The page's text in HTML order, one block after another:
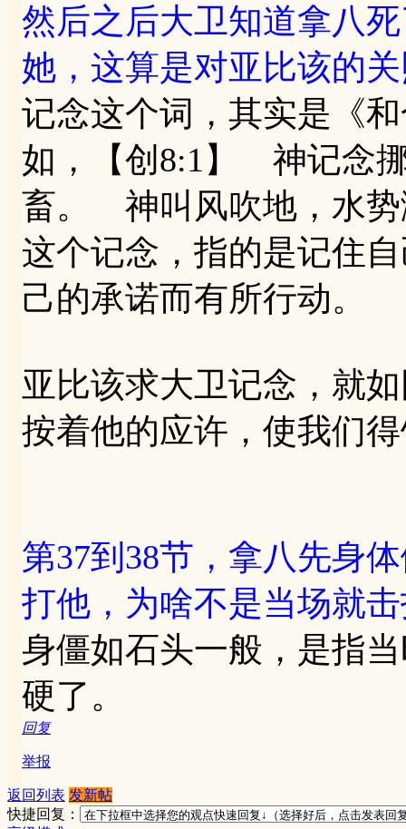
然后之后大卫知道拿八
她，这算是对亚比该的
记念这个词，其实是《
如，【创8:1】 神记念
畜。 神叫风吹地，水势
这个记念，指的是记住
己的承诺而有所行动。
亚比该求大卫记念，就
按着他的应许，使我们
第37到38节，拿八先身
打他，为啥不是当场就
身僵如石头一般，是指
硬了。
回复
举报
返回列表 发新帖
快捷回复：